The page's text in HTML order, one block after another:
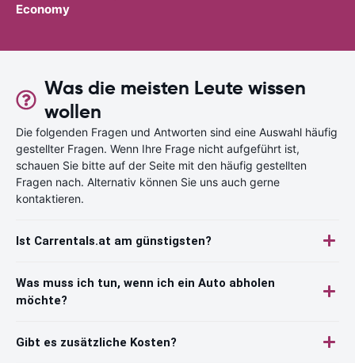
Economy
Was die meisten Leute wissen
wollen
Die folgenden Fragen und Antworten sind eine Auswahl häufig
gestellter Fragen. Wenn Ihre Frage nicht aufgeführt ist,
schauen Sie bitte auf der Seite mit den häufig gestellten
Fragen nach. Alternativ können Sie uns auch gerne
kontaktieren.
Ist Carrentals.at am günstigsten?
Was muss ich tun, wenn ich ein Auto abholen
möchte?
Gibt es zusätzliche Kosten?